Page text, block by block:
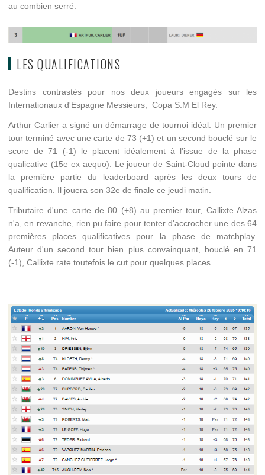
au combien serré.
LES QUALIFICATIONS
Destins contrastés pour nos deux joueurs engagés sur les
Internationaux d'Espagne Messieurs, Copa S.M El Rey.
Arthur Carlier a signé un démarrage de tournoi idéal. Un premier
tour terminé avec une carte de 73 (+1) et un second bouclé sur le
score de 71 (-1) le placent idéalement à l'issue de la phase
qualicative (15e ex aequo). Le joueur de Saint-Cloud pointe dans
la première partie du leaderboard après les deux tours de
qualification. Il jouera son 32e de finale ce jeudi matin.
Tributaire d'une carte de 80 (+8) au premier tour, Callixte Alzas
n'a, en revanche, rien pu faire pour tenter d'accrocher une des 64
premières places qualificatives pour la phase de matchplay.
Auteur d'un second tour bien plus convainquant, bouclé en 71
(-1), Callixte rate toutefois le cut pour quelques places.